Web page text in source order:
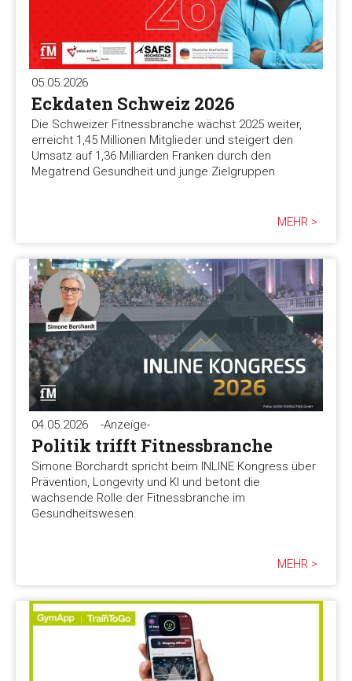
05.05.2026
Eckdaten Schweiz 2026
Die Schweizer Fitnessbranche wächst 2025 weiter,
erreicht 1,45 Millionen Mitglieder und steigert den
Umsatz auf 1,36 Milliarden Franken durch den
Megatrend Gesundheit und junge Zielgruppen.
MEHR >
04.05.2026 -Anzeige-
Politik trifft Fitnessbranche
Simone Borchardt spricht beim INLINE Kongress über
Prävention, Longevity und KI und betont die
wachsende Rolle der Fitnessbranche im
Gesundheitswesen.
MEHR >